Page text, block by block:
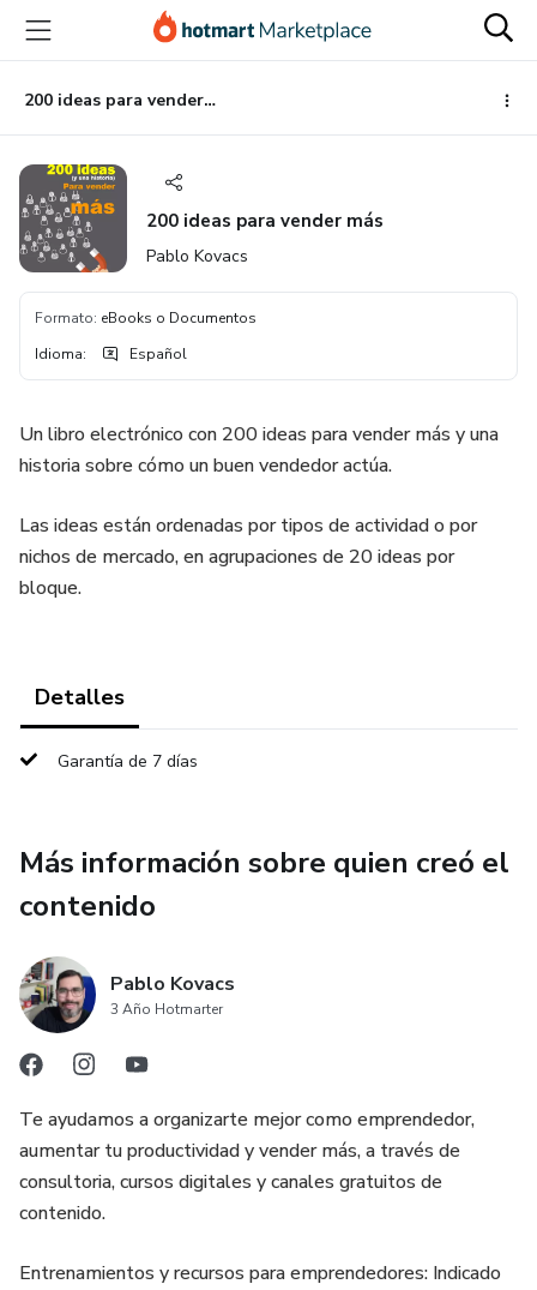
principal
página
de
página
200 ideas para vender más
200 ideas para vender más
Pablo Kovacs
Formato: eBooks o Documentos
Idioma: Español
Un libro electrónico con 200 ideas para vender más y una
historia sobre cómo un buen vendedor actúa.
Las ideas están ordenadas por tipos de actividad o por
nichos de mercado, en agrupaciones de 20 ideas por
bloque.
Detalles
Garantía de 7 días
Más información sobre quien creó el
contenido
Pablo Kovacs
3 Año Hotmarter
Te ayudamos a organizarte mejor como emprendedor,
aumentar tu productividad y vender más, a través de
consultoria, cursos digitales y canales gratuitos de
contenido.
Entrenamientos y recursos para emprendedores: Indicado